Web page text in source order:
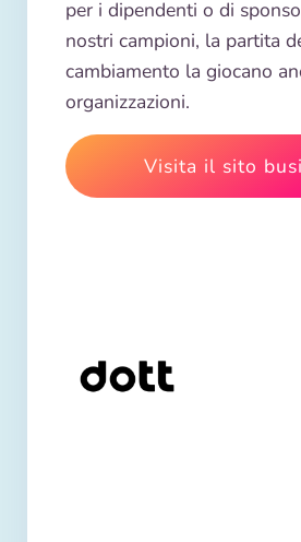
per i dipendenti o di
nostri campioni, la partita
cambiamento la giocano
organizzazioni.
Visita il sito